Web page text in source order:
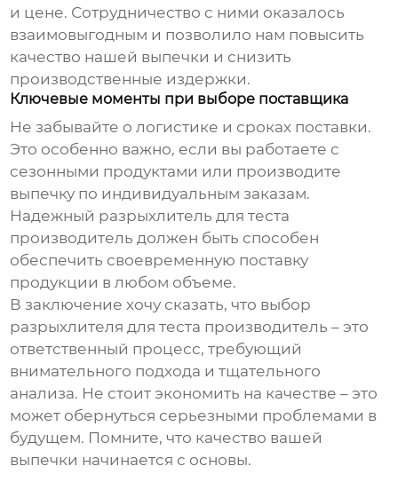
и цене. Сотрудничество с ними оказалось
взаимовыгодным и позволило нам повысить
качество нашей выпечки и снизить
производственные издержки.
Ключевые моменты при выборе поставщика
Не забывайте о логистике и сроках поставки.
Это особенно важно, если вы работаете с
сезонными продуктами или производите
выпечку по индивидуальным заказам.
Надежный разрыхлитель для теста
производитель должен быть способен
обеспечить своевременную поставку
продукции в любом объеме.
В заключение хочу сказать, что выбор
разрыхлителя для теста производитель – это
ответственный процесс, требующий
внимательного подхода и тщательного
анализа. Не стоит экономить на качестве – это
может обернуться серьезными проблемами в
будущем. Помните, что качество вашей
выпечки начинается с основы.